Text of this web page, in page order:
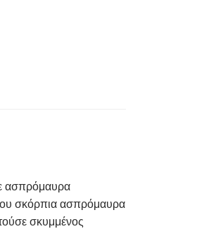
ασπρόμαυρα
σκόρπια ασπρόμαυρα
σκυμμένος